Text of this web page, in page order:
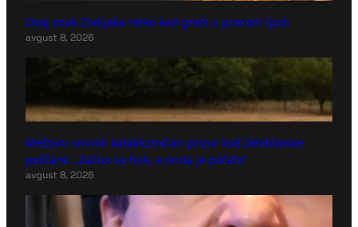
Ovaj znak Zodijaka retko kad greši u proceni ljudi
avgust 8, 2026
Meštani snimili kataklizmičan prizor kod Deliblatske
peščare: „Začuo se huk, a onda je počelo“
avgust 8, 2026